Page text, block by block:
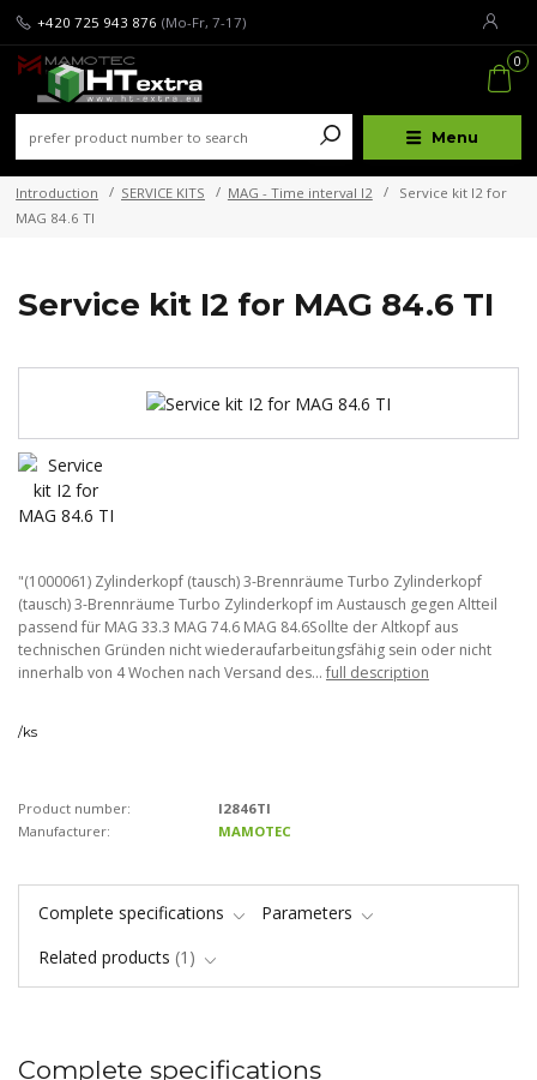
Menu
+420 725 943 876 (Mo-Fr, 7-17)
0
Introduction SERVICE KITS MAG - Time interval I2
Service kit I2 for
MAG 84.6 TI
Service kit I2 for MAG 84.6 TI
"(1000061) Zylinderkopf (tausch) 3-Brennräume Turbo Zylinderkopf
(tausch) 3-Brennräume Turbo Zylinderkopf im Austausch gegen Altteil
passend für MAG 33.3 MAG 74.6 MAG 84.6Sollte der Altkopf aus
technischen Gründen nicht wiederaufarbeitungsfähig sein oder nicht
innerhalb von 4 Wochen nach Versand des...full description
/ks
Product number:
I2846TI
Manufacturer:
MAMOTEC
Complete specifications
Parameters
Related products 1
Complete specifications